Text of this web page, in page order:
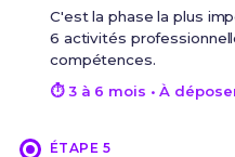
C'est la phase la plus
6 activités
compétences.
⏱ 3 à 6 mois • À
ÉTAPE 5